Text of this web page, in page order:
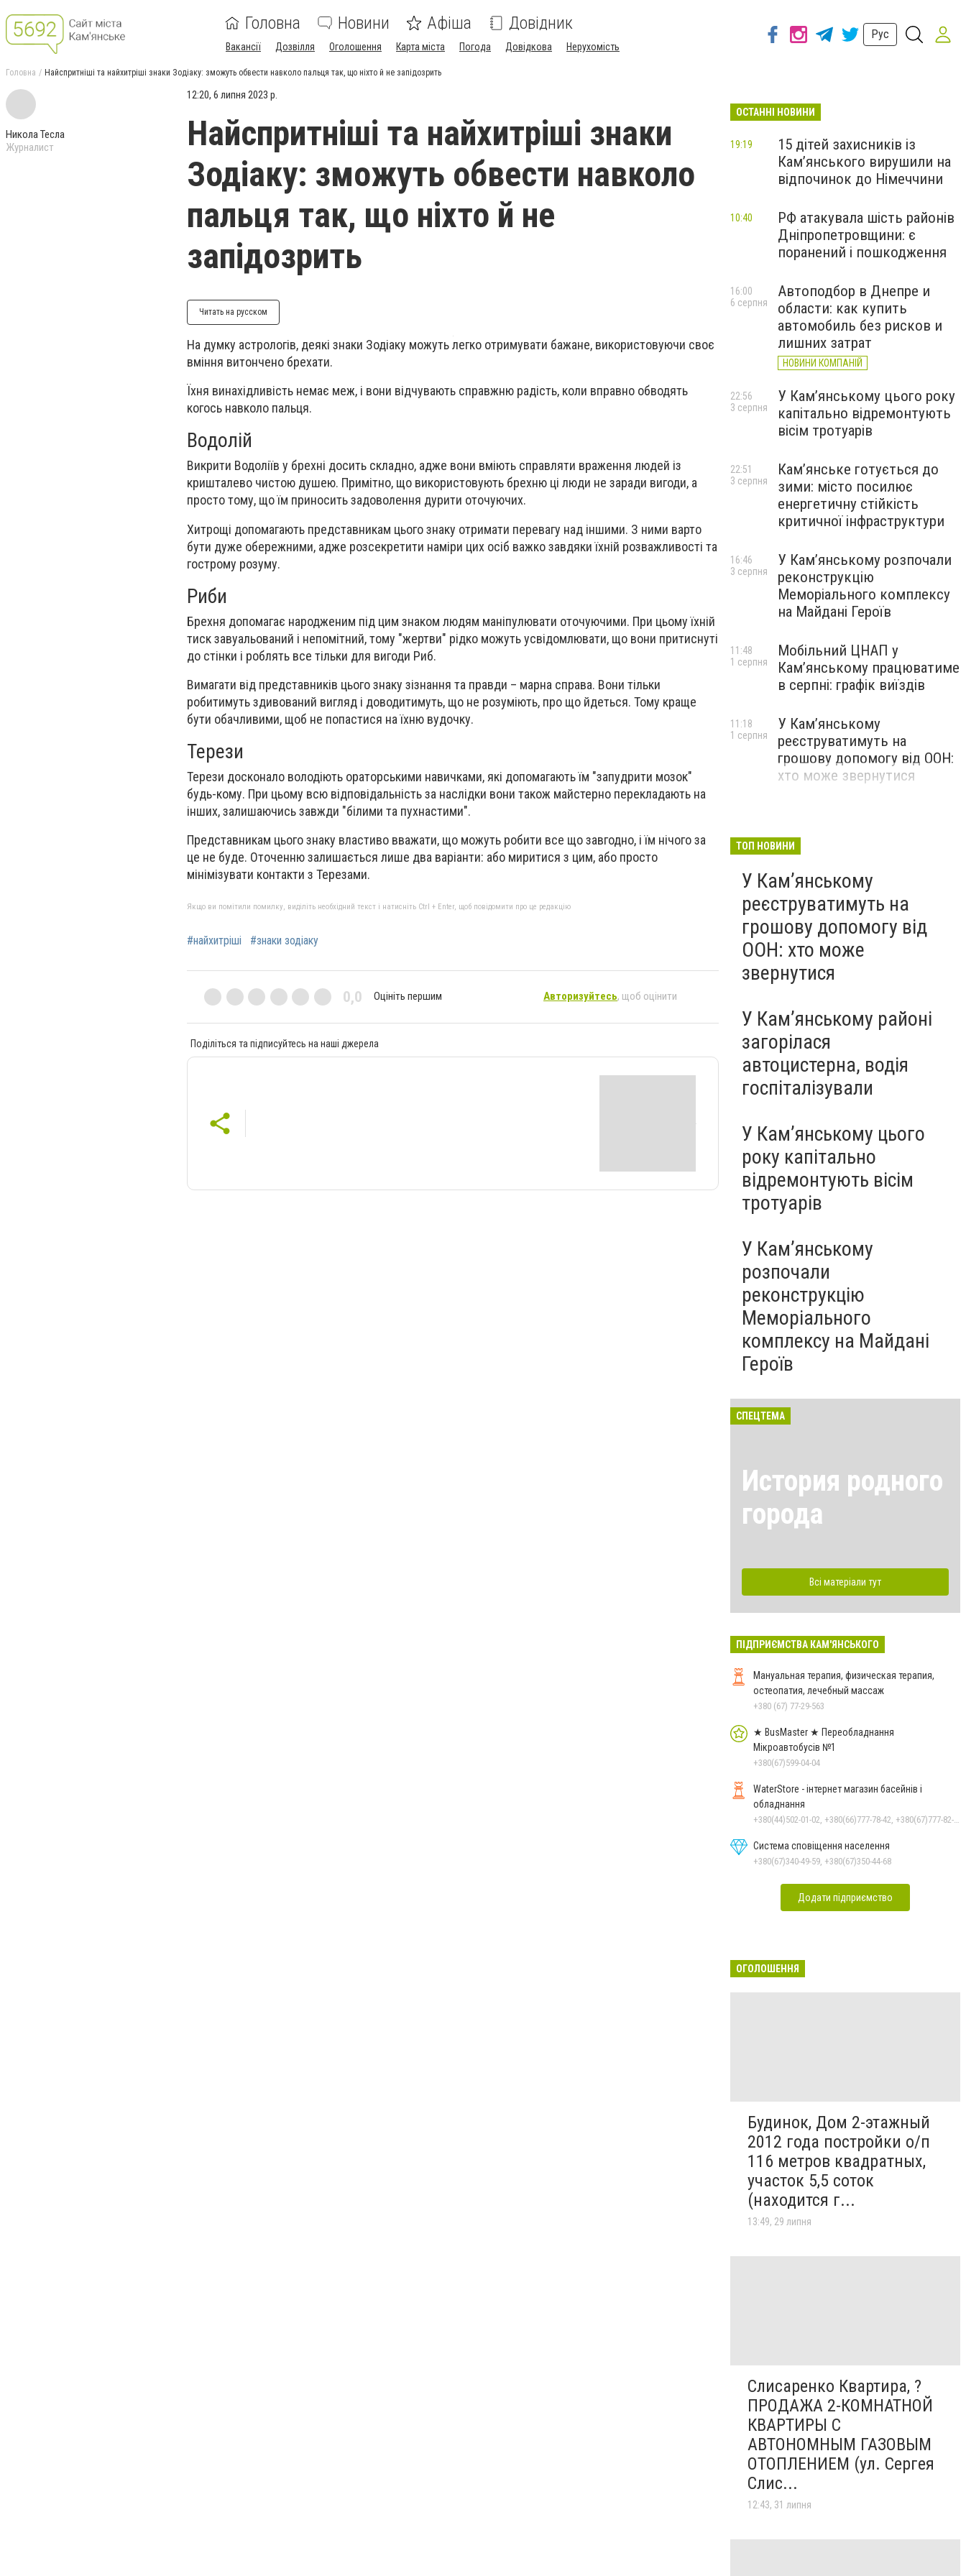
Головна Новини Афіша Довідник
Вакансії Дозвілля Оголошення Карта міста Погода Довідкова Нерухомість
Рус
Головна Найспритніші та найхитріші знаки Зодіаку: зможуть обвести навколо пальця так, що ніхто й не запідозрить
Никола Тесла
Журналист
12:20, 6 липня 2023 р.
Найспритніші та найхитріші знаки
Зодіаку: зможуть обвести навколо
пальця так, що ніхто й не
запідозрить
Читать на русском
На думку астрологів, деякі знаки Зодіаку можуть легко отримувати бажане, використовуючи своє
вміння витончено брехати.
Їхня винахідливість немає меж, і вони відчувають справжню радість, коли вправно обводять
когось навколо пальця.
Водолій
Викрити Водоліїв у брехні досить складно, адже вони вміють справляти враження людей із
кришталево чистою душею. Примітно, що використовують брехню ці люди не заради вигоди, а
просто тому, що їм приносить задоволення дурити оточуючих.
Хитрощі допомагають представникам цього знаку отримати перевагу над іншими. З ними варто
бути дуже обережними, адже розсекретити наміри цих осіб важко завдяки їхній розважливості та
гострому розуму.
Риби
Брехня допомагає народженим під цим знаком людям маніпулювати оточуючими. При цьому їхній
тиск завуальований і непомітний, тому "жертви" рідко можуть усвідомлювати, що вони притиснуті
до стінки і роблять все тільки для вигоди Риб.
Вимагати від представників цього знаку зізнання та правди – марна справа. Вони тільки
робитимуть здивований вигляд і доводитимуть, що не розуміють, про що йдеться. Тому краще
бути обачливими, щоб не попастися на їхню вудочку.
Терези
Терези досконало володіють ораторськими навичками, які допомагають їм "запудрити мозок"
будь-кому. При цьому всю відповідальність за наслідки вони також майстерно перекладають на
інших, залишаючись завжди "білими та пухнастими".
Представникам цього знаку властиво вважати, що можуть робити все що завгодно, і їм нічого за
це не буде. Оточенню залишається лише два варіанти: або миритися з цим, або просто
мінімізувати контакти з Терезами.
Якщо ви помітили помилку, виділіть необхідний текст і натисніть Ctrl + Enter, щоб повідомити про це редакцію
#найхитріші #знаки зодіаку
0,0 Оцініть першим Авторизуйтесь, щоб оцінити
Поділіться та підписуйтесь на наші джерела
ОСТАННІ НОВИНИ
15 дітей захисників із
Кам’янського вирушили на
відпочинок до Німеччини
19:19
РФ атакувала шість районів
Дніпропетровщини: є
поранений і пошкодження
10:40
Автоподбор в Днепре и
области: как купить
автомобиль без рисков и
лишних затрат
НОВИНИ КОМПАНІЙ
16:00
6 серпня
У Кам’янському цього року
капітально відремонтують
вісім тротуарів
22:56
3 серпня
Кам’янське готується до
зими: місто посилює
енергетичну стійкість
критичної інфраструктури
22:51
3 серпня
У Кам’янському розпочали
реконструкцію
Меморіального комплексу
на Майдані Героїв
16:46
3 серпня
Мобільний ЦНАП у
Кам’янському працюватиме
в серпні: графік виїздів
11:48
1 серпня
У Кам’янському
реєструватимуть на
грошову допомогу від ООН:
хто може звернутися
11:18
1 серпня
ТОП НОВИНИ
У Кам’янському
реєструватимуть на
грошову допомогу від
ООН: хто може
звернутися
У Кам’янському районі
загорілася
автоцистерна, водія
госпіталізували
У Кам’янському цього
року капітально
відремонтують вісім
тротуарів
У Кам’янському
розпочали
реконструкцію
Меморіального
комплексу на Майдані
Героїв
СПЕЦТЕМА
История родного
города
Всі матеріали тут
ПІДПРИЄМСТВА КАМ'ЯНСЬКОГО
Мануальная терапия, физическая терапия,
остеопатия, лечебный массаж
+380 (67) 77-29-563
★ BusMaster ★ Переобладнання
Мікроавтобусів №1
+380(67)599-04-04
WaterStore - інтернет магазин басейнів і
обладнання
Система сповіщення населення
+380(67)340-49-59, +380(67)350-44-68
Додати підприємство
ОГОЛОШЕННЯ
Будинок, Дом 2-этажный
2012 года постройки о/п
116 метров квадратных,
участок 5,5 соток
(находится г...
13:49, 29 липня
Слисаренко Квартира, ?
ПРОДАЖА 2-КОМНАТНОЙ
КВАРТИРЫ С
АВТОНОМНЫМ ГАЗОВЫМ
ОТОПЛЕНИЕМ (ул. Сергея
Слис...
12:43, 31 липня